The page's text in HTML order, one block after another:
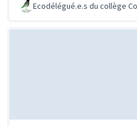
Ecodélégué.e.s du collège